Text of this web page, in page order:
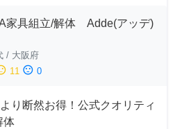
家具組立/解体 Adde(アッデ)
/ 大阪府
11 sentiment_dissatisfied 0
り断然お得！公式クオリティ
体